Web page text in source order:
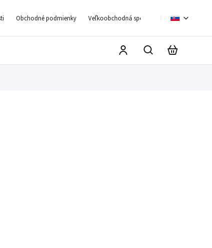
Obchodné podmienky Veľkoobchodná spolupráca Moja